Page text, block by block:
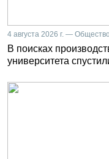
4 августа 2026 г. — Общество
В поисках
университета